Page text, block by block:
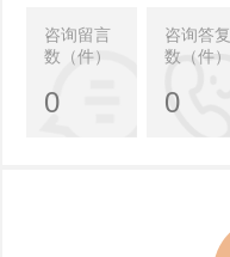
咨询留言
数（件）
0
咨询答复
数（件）
0